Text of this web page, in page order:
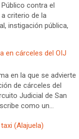
contra el
criterio de la
instigación pública,
en cárceles del OIJ
en la que se advierte
de cárceles del
Judicial de San
como un…
(Alajuela)